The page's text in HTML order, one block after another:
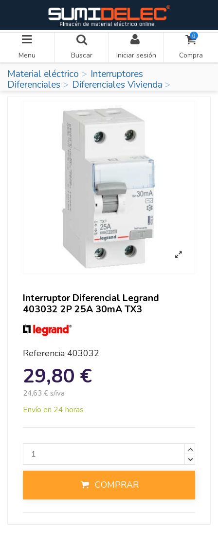
Menu Buscar Iniciar sesión
0
Compra
Material eléctrico
Interruptores
Diferenciales
Diferenciales Vivienda
Interruptor Diferencial Legrand
403032 2P 25A 30mA TX3
Referencia 403032
29,80 €
24,63 € s/iva
Envío en 24 horas
COMPRAR